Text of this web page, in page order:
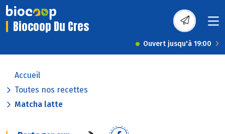
Biocoop Du Cres
Ouvert jusqu'à 19:00
Accueil
Toutes nos recettes
Matcha latte